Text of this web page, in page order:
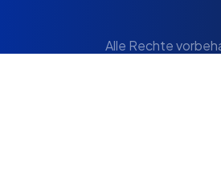
Alle Rechte